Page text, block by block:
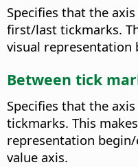
Specifies that the
first/last tickmarks.
visual representation
Between tick
Specifies that the
tickmarks. This
representation
value axis.